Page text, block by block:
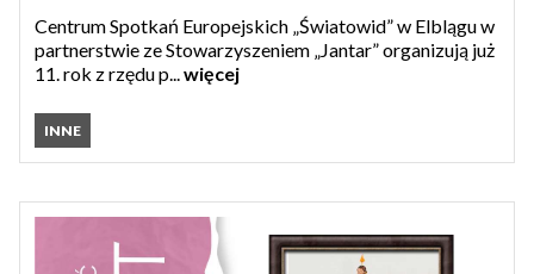
Centrum Spotkań Europejskich „Światowid” w Elblągu w
partnerstwie ze Stowarzyszeniem „Jantar” organizują już
11. rok z rzędu p...więcej
INNE